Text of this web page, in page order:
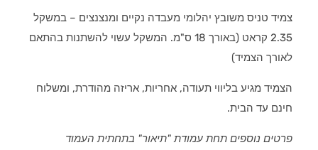
צמיד טניס משובץ יהלומי מעבדה נקיים ומנצנצים – במשקל
2.35 קראט (באורך 18 ס"מ. המשקל עשוי להשתנות בהתאם
לאורך הצמיד)
הצמיד מגיע בליווי תעודה, אחריות, אריזה מהודרת, ומשלוח
חינם עד הבית.
פרטים נוספים תחת עמודת "תיאור" בתחתית העמוד